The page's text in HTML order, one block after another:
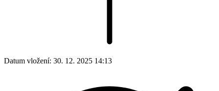
Datum vložení: 30. 12. 2025 14:13